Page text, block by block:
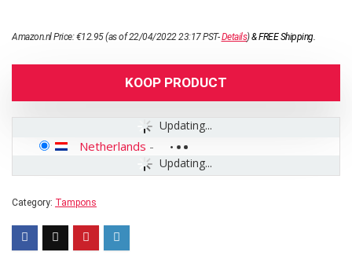
Amazon.nl Price:€12.95(as of 22/04/2022 23:17 PST-Details)&FREE Shipping.
KOOP PRODUCT
Updating...
Updating...
Netherlands -
Category: Tampons